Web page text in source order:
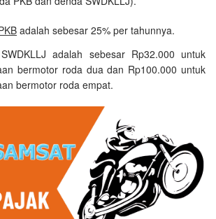
adalah sebesar 25% per tahunnya.
adalah sebesar Rp32.000 untuk
bermotor roda dua dan Rp100.000 untuk
bermotor roda empat.